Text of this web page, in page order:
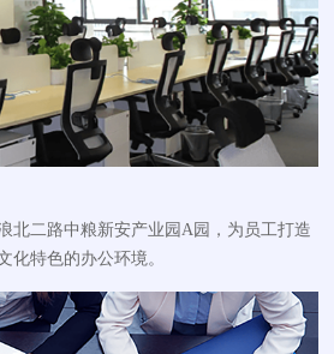
北二路中粮新安产业园A园，为员工打造
化特色的办公环境。